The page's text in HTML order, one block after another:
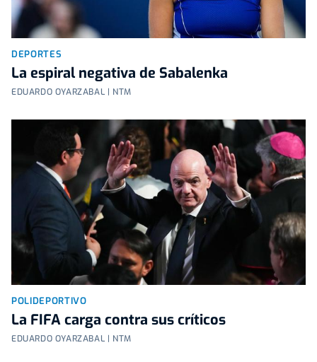
DEPORTES
La espiral negativa de Sabalenka
EDUARDO OYARZABAL | NTM
POLIDEPORTIVO
La FIFA carga contra sus críticos
EDUARDO OYARZABAL | NTM